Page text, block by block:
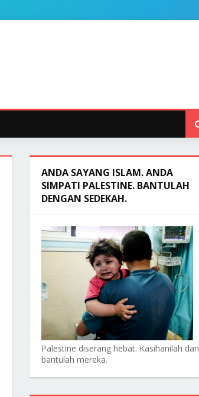
ANDA SAYANG ISLAM. ANDA
SIMPATI PALESTINE. BANTULAH
DENGAN SEDEKAH.
Palestine diserang hebat. Kasihanilah dan
bantulah mereka.